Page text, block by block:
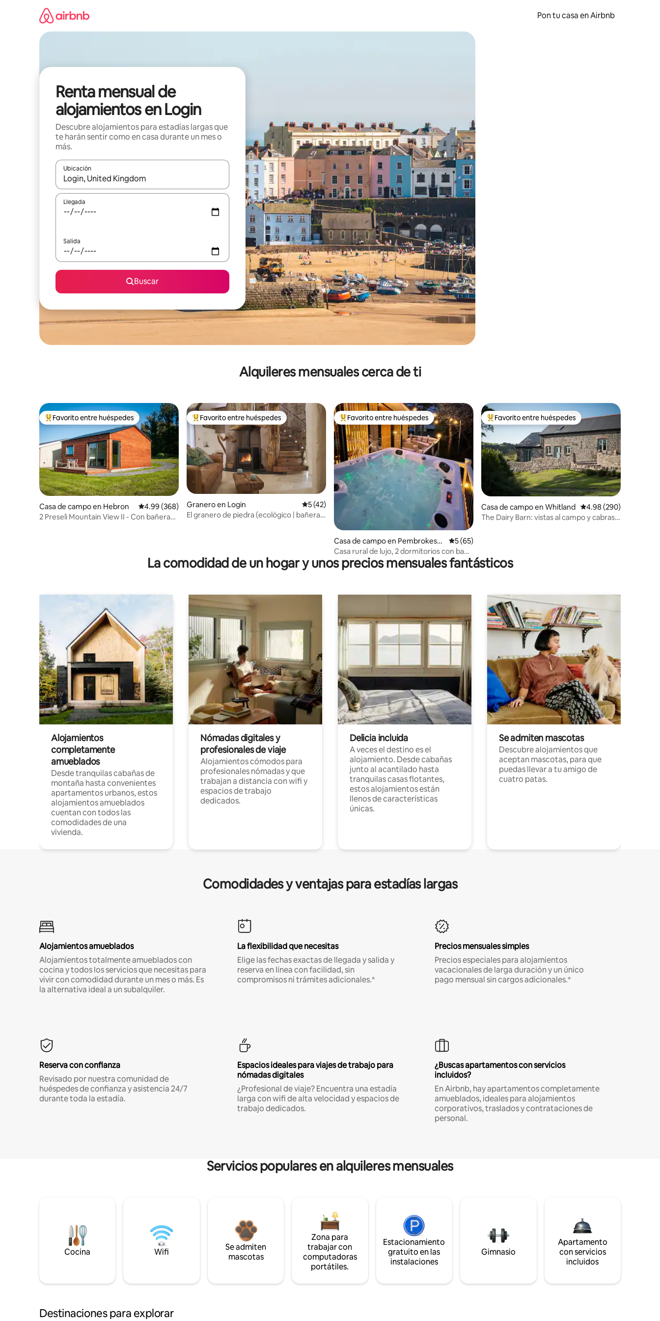
Pon tu casa en Airbnb
Renta mensual de
alojamientos en Login
Descubre alojamientos para estadías largas que
te harán sentir como en casa durante un mes o
más.
Ubicación
Cuando los resultados estén disponibles, navega con las teclas de flecha hacia arriba y hacia abajo o explora con el tacto o desliza el dedo.
Llegada
Salida
Buscar
Alquileres mensuales cerca de ti
Favorito entre huéspedes preferido
Favorito entre huéspedes
Casa de campo en Hebron Calificación promedio: 4.99 de 5, 368 reseñas
4.99 (368)
2 Preseli Mountain View II - Con bañera
Favorito entre huéspedes preferido
Favorito entre huéspedes
Granero en Login Calificación promedio: 5 de 5, 42 reseñas
5 (42)
El granero de piedra (ecológico | bañera
Favorito entre huéspedes preferido
Favorito entre huéspedes
Casa de campo en Pembrokeshi
re
Calificación promedio: 5 de 5, 65 reseñas
5 (65)
Casa rural de lujo, 2 dormitorios con baño
y jacuzzi
Favorito entre huéspedes preferido
Favorito entre huéspedes
Casa de campo en Whitland Calificación promedio:
4.98 (290)
The Dairy Barn: vistas al campo y cabras
La comodidad de un hogar y unos precios mensuales fantásticos
Alojamientos
completamente
amueblados
Desde tranquilas cabañas de
montaña hasta convenientes
apartamentos urbanos, estos
alojamientos amueblados
cuentan con todos las
comodidades de una
vivienda.
Nómadas digitales y
profesionales de viaje
Alojamientos cómodos para
profesionales nómadas y que
trabajan a distancia con wifi y
espacios de trabajo
dedicados.
Delicia incluida
A veces el destino es el
alojamiento. Desde cabañas
junto al acantilado hasta
tranquilas casas flotantes,
estos alojamientos están
llenos de características
únicas.
Se admiten mascotas
Descubre alojamientos que
aceptan mascotas, para que
puedas llevar a tu amigo de
cuatro patas.
Comodidades y ventajas para estadías largas
Alojamientos amueblados
Alojamientos totalmente amueblados con
cocina y todos los servicios que necesitas para
vivir con comodidad durante un mes o más. Es
la alternativa ideal a un subalquiler.
La flexibilidad que necesitas
Elige las fechas exactas de llegada y salida y
reserva en línea con facilidad, sin
compromisos ni trámites adicionales.*
Precios mensuales simples
Precios especiales para alojamientos
vacacionales de larga duración y un único
pago mensual sin cargos adicionales.*
Reserva con confianza
Revisado por nuestra comunidad de
huéspedes de confianza y asistencia 24/7
durante toda la estadía.
Espacios ideales para viajes de trabajo para
nómadas digitales
¿Profesional de viaje? Encuentra una estadía
larga con wifi de alta velocidad y espacios de
trabajo dedicados.
¿Buscas apartamentos con servicios
incluidos?
En Airbnb, hay apartamentos completamente
amueblados, ideales para alojamientos
corporativos, traslados y contrataciones de
personal.
Servicios populares en alquileres mensuales
Cocina Wifi
Se admiten
mascotas
Zona para
trabajar con
computadoras
portátiles.
Estacionamiento
gratuito en las
instalaciones
Gimnasio
Apartamento
con servicios
incluidos
Destinaciones para explorar